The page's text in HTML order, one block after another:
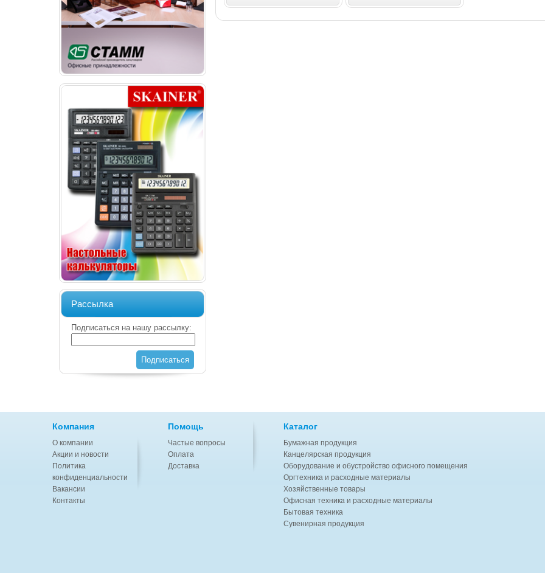
Рассылка
Подписаться на нашу рассылку:
Подписаться
Компания
О компании
Акции и новости
Политика
конфиденциальности
Вакансии
Контакты
Помощь
Частые вопросы
Оплата
Доставка
Каталог
Бумажная продукция
Канцелярская продукция
Оборудование и обустройство офисного помещения
Оргтехника и расходные материалы
Хозяйственные товары
Офисная техника и расходные материалы
Бытовая техника
Сувенирная продукция